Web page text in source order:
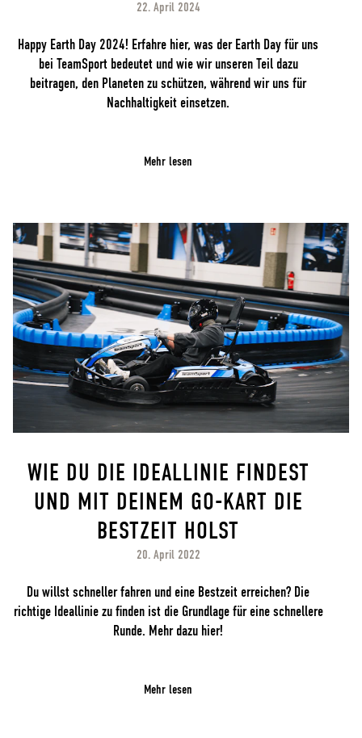
22. April 2024
Happy Earth Day 2024! Erfahre hier, was der Earth Day für uns
bei TeamSport bedeutet und wie wir unseren Teil dazu
beitragen, den Planeten zu schützen, während wir uns für
Nachhaltigkeit einsetzen.
Mehr lesen
WIE DU DIE IDEALLINIE FINDEST
UND MIT DEINEM GO-KART DIE
BESTZEIT HOLST
20. April 2022
Du willst schneller fahren und eine Bestzeit erreichen? Die
richtige Ideallinie zu finden ist die Grundlage für eine schnellere
Runde. Mehr dazu hier!
Mehr lesen